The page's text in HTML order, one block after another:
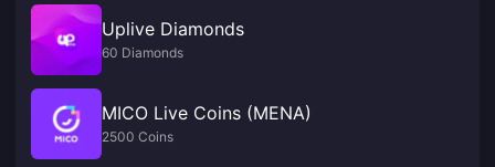
Uplive Diamonds
60 Diamonds
MICO Live Coins (MENA)
2500 Coins